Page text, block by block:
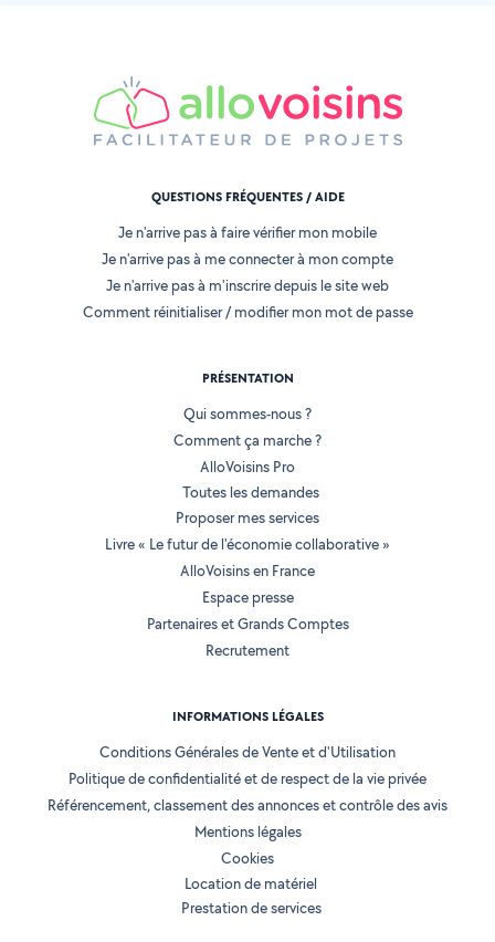
QUESTIONS FRÉQUENTES / AIDE
Je n'arrive pas à faire vérifier mon mobile
Je n'arrive pas à me connecter à mon compte
Je n'arrive pas à m'inscrire depuis le site web
Comment réinitialiser / modifier mon mot de passe
PRÉSENTATION
Qui sommes-nous ?
Comment ça marche ?
AlloVoisins Pro
Toutes les demandes
Proposer mes services
Livre « Le futur de l'économie collaborative »
AlloVoisins en France
Espace presse
Partenaires et Grands Comptes
Recrutement
INFORMATIONS LÉGALES
Conditions Générales de Vente et d'Utilisation
Politique de confidentialité et de respect de la vie privée
Référencement, classement des annonces et contrôle des avis
Mentions légales
Cookies
Location de matériel
Prestation de services